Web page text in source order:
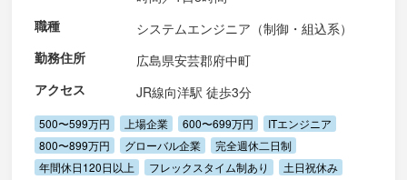
職種
システムエンジニア（制御・組込系）
勤務住所
広島県安芸郡府中町
アクセス
JR線向洋駅 徒歩3分
500〜599万円 上場企業 600〜699万円
ITエンジニア
800〜899万円
グローバル企業
完全週休二日制
年間休日120日以上
フレックスタイム制あり
土日祝休み